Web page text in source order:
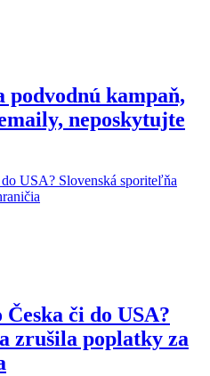
podvodnú kampaň,
neposkytujte
Česka či do USA?
zrušila poplatky za